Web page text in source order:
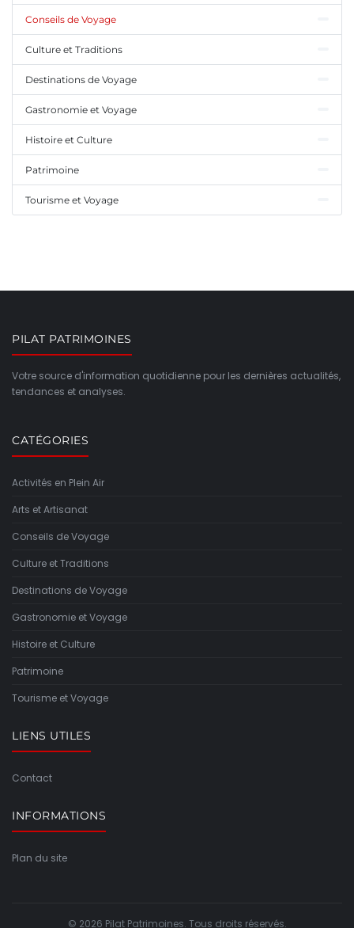
Conseils de Voyage
Culture et Traditions
Destinations de Voyage
Gastronomie et Voyage
Histoire et Culture
Patrimoine
Tourisme et Voyage
PILAT PATRIMOINES
Votre source d'information quotidienne pour les dernières actualités,
tendances et analyses.
CATÉGORIES
Activités en Plein Air
Arts et Artisanat
Conseils de Voyage
Culture et Traditions
Destinations de Voyage
Gastronomie et Voyage
Histoire et Culture
Patrimoine
Tourisme et Voyage
LIENS UTILES
Contact
INFORMATIONS
Plan du site
© 2026 Pilat Patrimoines. Tous droits réservés.